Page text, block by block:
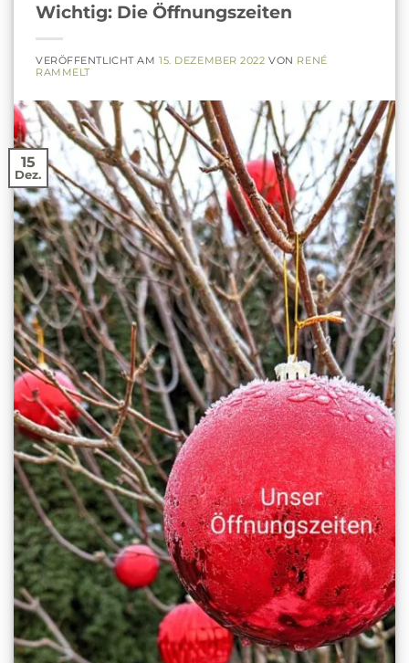
Wichtig: Die Öffnungszeiten
VERÖFFENTLICHT AM15. DEZEMBER 2022 VON RENÉ
RAMMELT
15
Dez.